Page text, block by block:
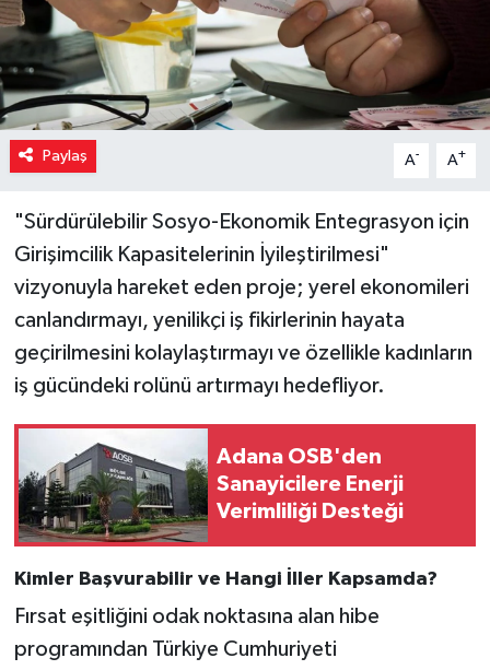
Paylaş A- A+
"Sürdürülebilir Sosyo-Ekonomik Entegrasyon için
Girişimcilik Kapasitelerinin İyileştirilmesi"
vizyonuyla hareket eden proje; yerel ekonomileri
canlandırmayı, yenilikçi iş fikirlerinin hayata
geçirilmesini kolaylaştırmayı ve özellikle kadınların
iş gücündeki rolünü artırmayı hedefliyor.
Adana OSB'den
Sanayicilere Enerji
Verimliliği Desteği
Kimler Başvurabilir ve Hangi İller Kapsamda?
Fırsat eşitliğini odak noktasına alan hibe
programından Türkiye Cumhuriyeti